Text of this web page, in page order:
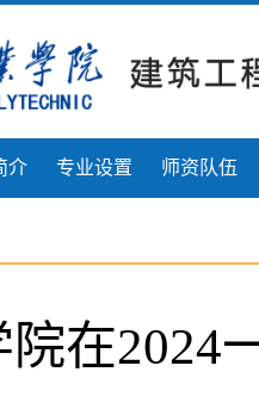
介 专业设置 师资队伍
在2024